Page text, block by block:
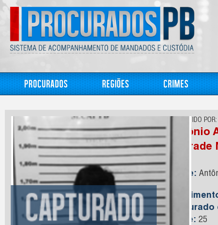
Procurados Regiões Crimes
CONHECIDO POR:
Antônio
Andrade
Nome:
Idade: 25